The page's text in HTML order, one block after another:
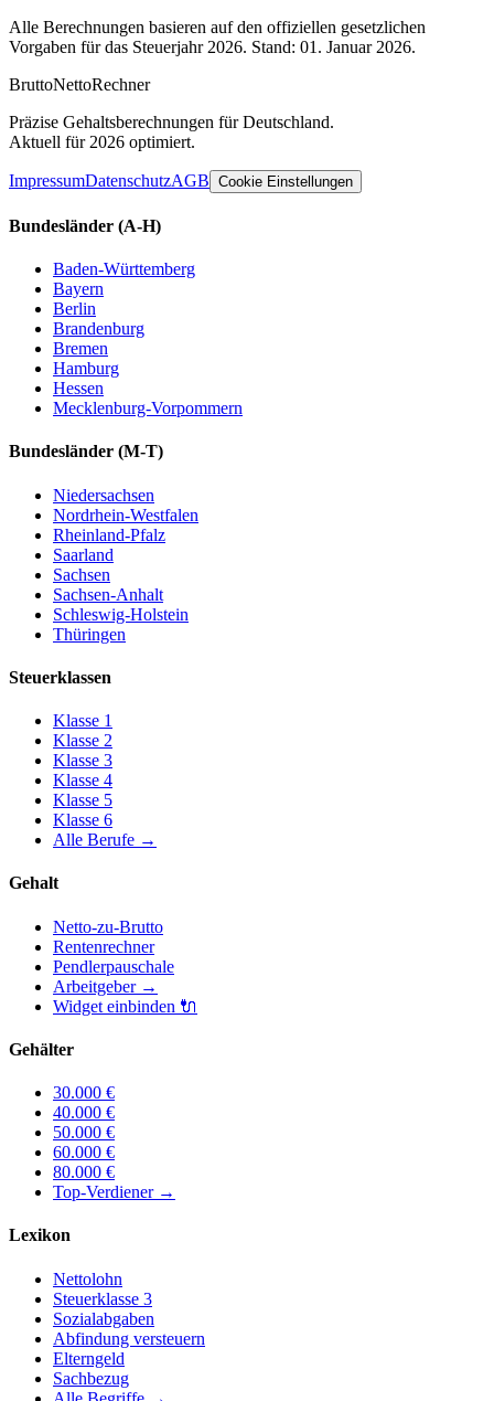
Alle Berechnungen basieren auf den offiziellen gesetzlichen
Vorgaben für das Steuerjahr 2026. Stand: 01. Januar 2026.
BruttoNettoRechner
Präzise Gehaltsberechnungen für Deutschland.
Aktuell für 2026 optimiert.
ImpressumDatenschutzAGB Cookie Einstellungen
Bundesländer (A-H)
Baden-Württemberg
Bayern
Berlin
Brandenburg
Bremen
Hamburg
Hessen
Mecklenburg-Vorpommern
Bundesländer (M-T)
Niedersachsen
Nordrhein-Westfalen
Rheinland-Pfalz
Saarland
Sachsen
Sachsen-Anhalt
Schleswig-Holstein
Thüringen
Steuerklassen
Klasse 1
Klasse 2
Klasse 3
Klasse 4
Klasse 5
Klasse 6
Alle Berufe →
Gehalt
Netto-zu-Brutto
Rentenrechner
Pendlerpauschale
Arbeitgeber→
Widget einbinden 🔌
Gehälter
30.000 €
40.000 €
50.000 €
60.000 €
80.000 €
Top-Verdiener→
Lexikon
Nettolohn
Steuerklasse 3
Sozialabgaben
Abfindung versteuern
Elterngeld
Sachbezug